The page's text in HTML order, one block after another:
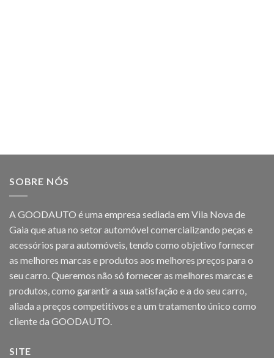
SOBRE NÓS
A GOODAUTO é uma empresa sediada em Vila Nova de
Gaia que atua no setor automóvel comercializando peças e
acessórios para automóveis, tendo como objetivo fornecer
as melhores marcas e produtos aos melhores preços para o
seu carro. Queremos não só fornecer as melhores marcas e
produtos, como garantir a sua satisfação e a do seu carro,
aliada a preços competitivos e a um tratamento único como
cliente da GOODAUTO.
SITE